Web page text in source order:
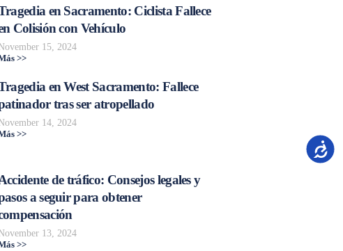
en Sacramento: Ciclista Fallece
Colisión con Vehículo
15, 2024
>>
en West Sacramento: Fallece
tras ser atropellado
14, 2024
>>
de tráfico: Consejos legales y
a seguir para obtener
13, 2024
>>